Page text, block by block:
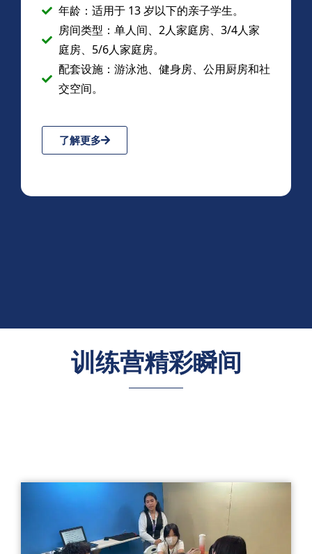
年龄：适用于 13 岁以下的亲子学生。
房间类型：单人间、2人家庭房、3/4人家
庭房、5/6人家庭房。
配套设施：游泳池、健身房、公用厨房和社
交空间。
了解更多
训练营精彩瞬间